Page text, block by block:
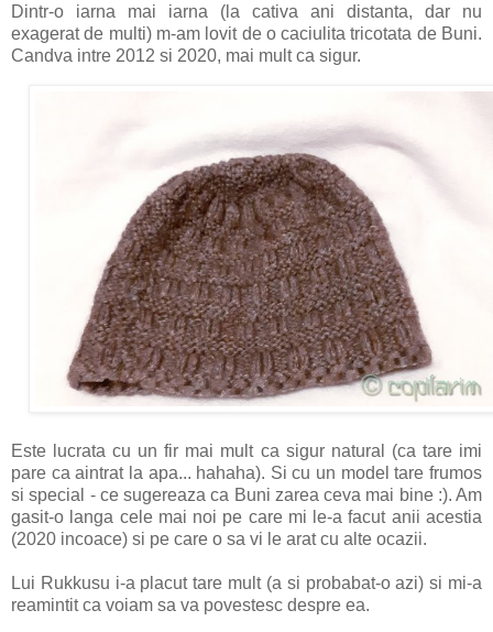
Dintr-o iarna mai iarna (la cativa ani distanta, dar nu
exagerat de multi) m-am lovit de o caciulita tricotata de Buni.
Candva intre 2012 si 2020, mai mult ca sigur.
Este lucrata cu un fir mai mult ca sigur natural (ca tare imi
pare ca aintrat la apa... hahaha). Si cu un model tare frumos
si special - ce sugereaza ca Buni zarea ceva mai bine :). Am
gasit-o langa cele mai noi pe care mi le-a facut anii acestia
(2020 incoace) si pe care o sa vi le arat cu alte ocazii.
Lui Rukkusu i-a placut tare mult (a si probabat-o azi) si mi-a
reamintit ca voiam sa va povestesc despre ea.